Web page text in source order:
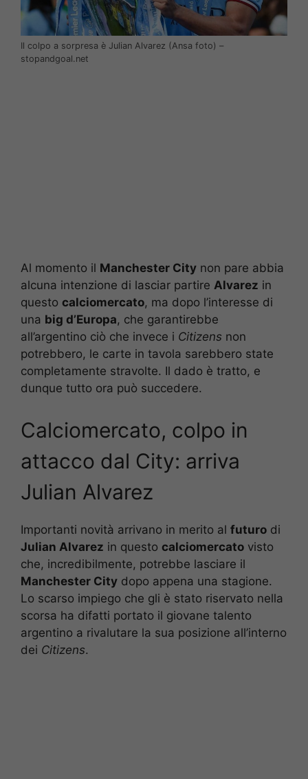
Il colpo a sorpresa è Julian Alvarez (Ansa foto) –
stopandgoal.net
Al momento il Manchester City non pare abbia
alcuna intenzione di lasciar partire Alvarez in
questo calciomercato, ma dopo l’interesse di
una big d’Europa, che garantirebbe
all’argentino ciò che invece i Citizens non
potrebbero, le carte in tavola sarebbero state
completamente stravolte. Il dado è tratto, e
dunque tutto ora può succedere.
Calciomercato, colpo in
attacco dal City: arriva
Julian Alvarez
Importanti novità arrivano in merito al futuro di
Julian Alvarez in questo calciomercato visto
che, incredibilmente, potrebbe lasciare il
Manchester City dopo appena una stagione.
Lo scarso impiego che gli è stato riservato nella
scorsa ha difatti portato il giovane talento
argentino a rivalutare la sua posizione all’interno
dei Citizens.